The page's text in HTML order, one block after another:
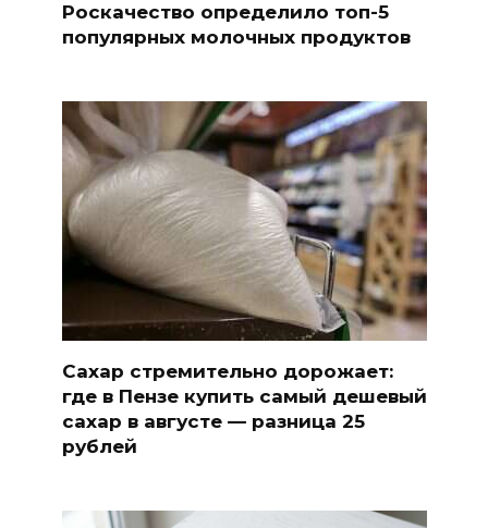
Роскачество определило топ-5
популярных молочных продуктов
Сахар стремительно дорожает:
где в Пензе купить самый дешевый
сахар в августе — разница 25
рублей